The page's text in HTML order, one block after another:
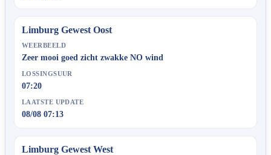
Limburg Gewest Oost
WEERBEELD
Zeer mooi goed zicht zwakke NO wind
LOSSINGSUUR
07:20
LAATSTE UPDATE
08/08 07:13
Limburg Gewest West